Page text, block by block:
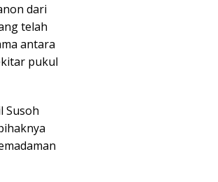
dari
telah
antara
pukul
Susoh